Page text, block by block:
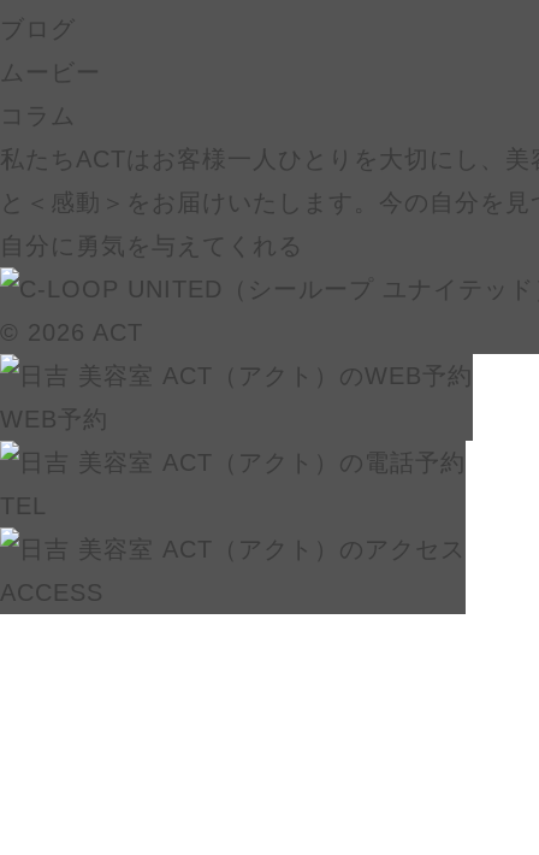
ブログ
ムービー
コラム
私たちACTはお客様一人ひとりを大切にし、
と＜感動＞をお届けいたします。今の自分を
自分に勇気を与えてくれる
© 2026 ACT
WEB予約
TEL
ACCESS